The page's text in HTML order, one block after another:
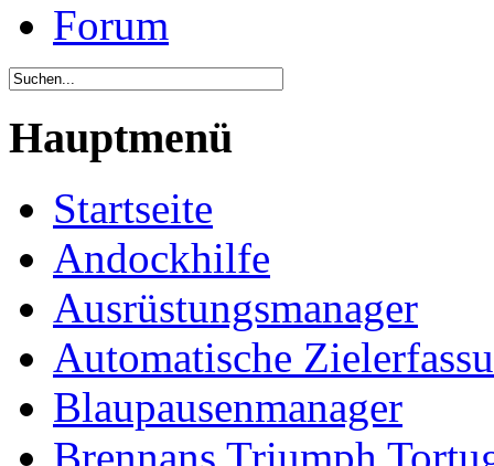
Forum
Hauptmenü
Startseite
Andockhilfe
Ausrüstungsmanager
Automatische
Blaupausenmanager